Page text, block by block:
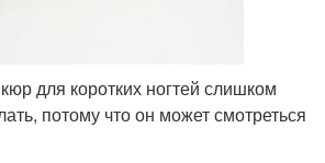
для коротких ногтей слишком
потому что он может смотреться